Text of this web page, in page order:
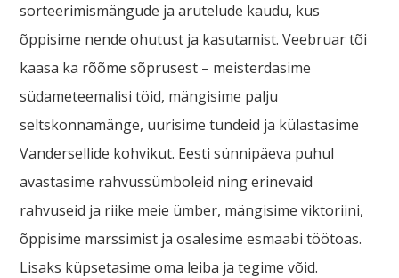
sorteerimismängude ja arutelude kaudu, kus
õppisime nende ohutust ja kasutamist. Veebruar tõi
kaasa ka rõõme sõprusest – meisterdasime
südameteemalisi töid, mängisime palju
seltskonnamänge, uurisime tundeid ja külastasime
Vandersellide kohvikut. Eesti sünnipäeva puhul
avastasime rahvussümboleid ning erinevaid
rahvuseid ja riike meie ümber, mängisime viktoriini,
õppisime marssimist ja osalesime esmaabi töötoas.
Lisaks küpsetasime oma leiba ja tegime võid.